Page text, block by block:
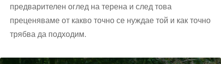
предварителен оглед на терена и след това
преценяваме от какво точно се нуждае той и как точно
трябва да подходим.